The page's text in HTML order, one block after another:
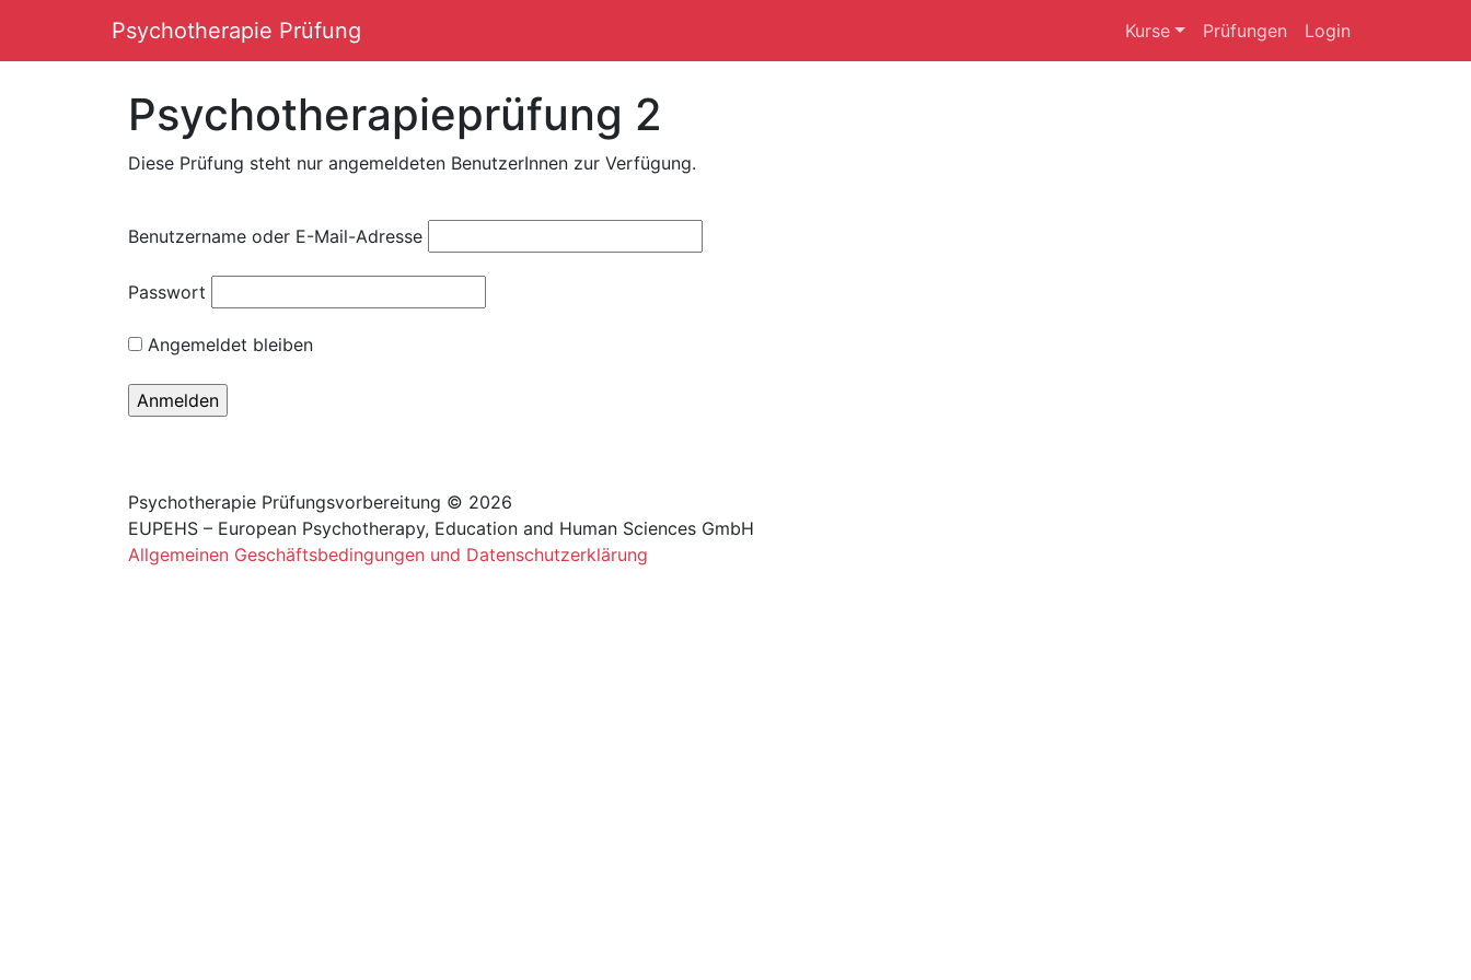
Hauptnavigation
Psychotherapie Prüfung Kurse Prüfungen Login
Psychotherapieprüfung 2
Diese Prüfung steht nur angemeldeten BenutzerInnen zur Verfügung.
Benutzername oder E-Mail-Adresse
Passwort
Angemeldet bleiben
Psychotherapie Prüfungsvorbereitung © 2026
EUPEHS – European Psychotherapy, Education and Human Sciences GmbH
Allgemeinen Geschäftsbedingungen und Datenschutzerklärung